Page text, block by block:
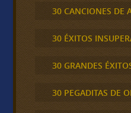
30 CANCIONES DE
30 ÉXITOS
30 GRANDES
30 PEGADITAS DE